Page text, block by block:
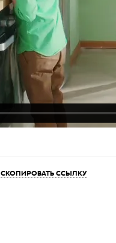
СКОПИРОВАТЬ ССЫЛКУ